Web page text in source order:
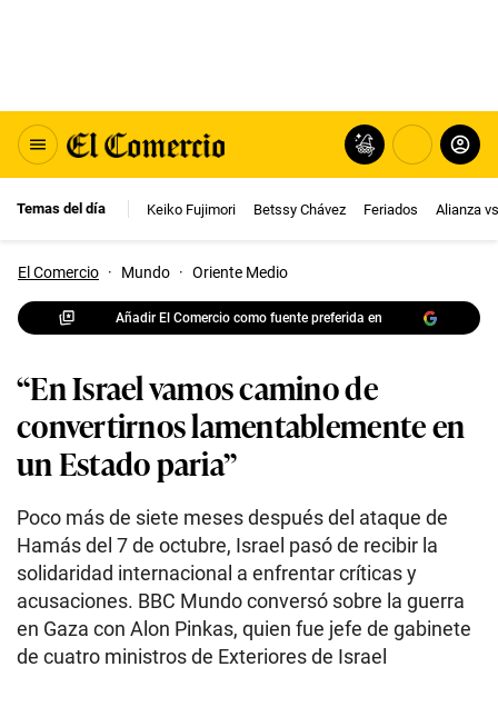
Temas del día Keiko Fujimori Betssy Chávez Feriados Alianza
El Comercio · Mundo · Oriente Medio
Añadir El Comercio como fuente preferida en
“En Israel vamos camino de
convertirnos lamentablemente en
un Estado paria”
Poco más de siete meses después del ataque de
Hamás del 7 de octubre, Israel pasó de recibir la
solidaridad internacional a enfrentar críticas y
acusaciones. BBC Mundo conversó sobre la guerra
en Gaza con Alon Pinkas, quien fue jefe de gabinete
de cuatro ministros de Exteriores de Israel